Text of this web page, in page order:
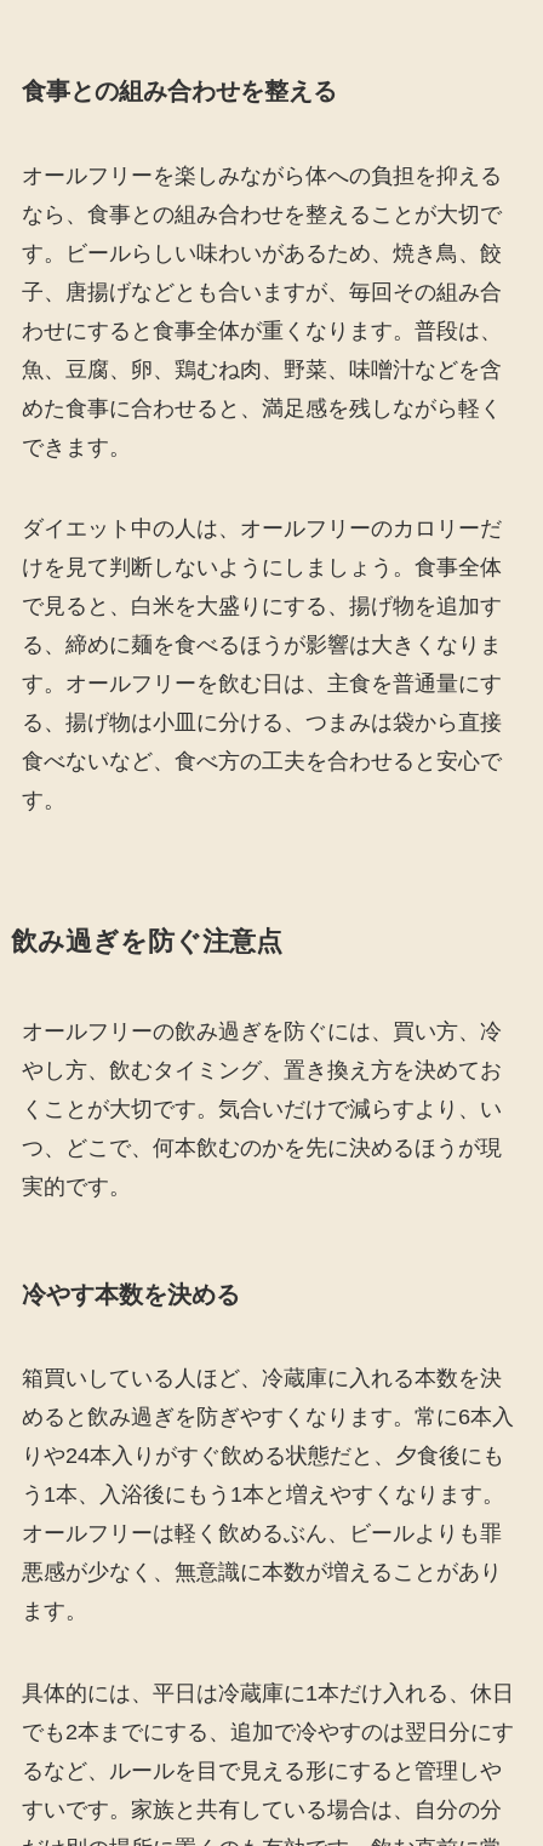
食事との組み合わせを整える
オールフリーを楽しみながら体への負担を抑える
なら、食事との組み合わせを整えることが大切で
す。ビールらしい味わいがあるため、焼き鳥、餃
子、唐揚げなどとも合いますが、毎回その組み合
わせにすると食事全体が重くなります。普段は、
魚、豆腐、卵、鶏むね肉、野菜、味噌汁などを含
めた食事に合わせると、満足感を残しながら軽く
できます。
ダイエット中の人は、オールフリーのカロリーだ
けを見て判断しないようにしましょう。食事全体
で見ると、白米を大盛りにする、揚げ物を追加す
る、締めに麺を食べるほうが影響は大きくなりま
す。オールフリーを飲む日は、主食を普通量にす
る、揚げ物は小皿に分ける、つまみは袋から直接
食べないなど、食べ方の工夫を合わせると安心で
す。
飲み過ぎを防ぐ注意点
オールフリーの飲み過ぎを防ぐには、買い方、冷
やし方、飲むタイミング、置き換え方を決めてお
くことが大切です。気合いだけで減らすより、い
つ、どこで、何本飲むのかを先に決めるほうが現
実的です。
冷やす本数を決める
箱買いしている人ほど、冷蔵庫に入れる本数を決
めると飲み過ぎを防ぎやすくなります。常に6本入
りや24本入りがすぐ飲める状態だと、夕食後にも
う1本、入浴後にもう1本と増えやすくなります。
オールフリーは軽く飲めるぶん、ビールよりも罪
悪感が少なく、無意識に本数が増えることがあり
ます。
具体的には、平日は冷蔵庫に1本だけ入れる、休日
でも2本までにする、追加で冷やすのは翌日分にす
るなど、ルールを目で見える形にすると管理しや
すいです。家族と共有している場合は、自分の分